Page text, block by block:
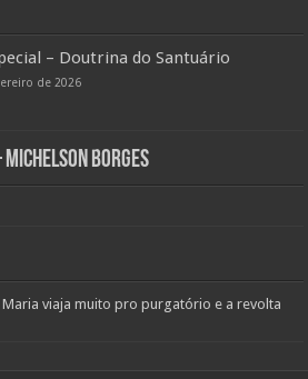
– Doutrina do Santuário
de 2026
Borges
viaja muito pro purgatório e a revolta